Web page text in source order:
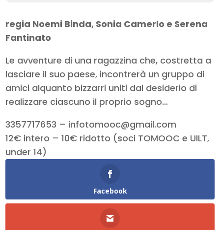
regia Noemi Binda, Sonia Camerlo e Serena
Fantinato
Le avventure di una ragazzina che, costretta a
lasciare il suo paese, incontrerà un gruppo di
amici alquanto bizzarri uniti dal desiderio di
realizzare ciascuno il proprio sogno…
3357717653 – infotomooc@gmail.com
12€ intero – 10€ ridotto (soci TOMOOC e UILT,
under 14)
Facebook